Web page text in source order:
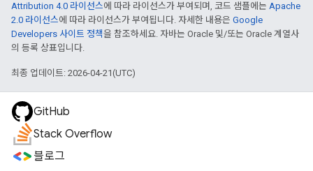
Attribution 4.0 라이선스에 따라 라이선스가 부여되며, 코드 샘플에는 Apache
2.0 라이선스에 따라 라이선스가 부여됩니다. 자세한 내용은 Google
Developers 사이트 정책을 참조하세요. 자바는 Oracle 및/또는 Oracle 계열사
의 등록 상표입니다.
최종 업데이트: 2026-04-21(UTC)
GitHub
Stack Overflow
블로그